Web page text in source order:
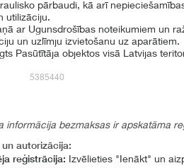
pārbaudi, kā arī
utilizāciju.
ar Ugunsdrošības noteikumiem un
un uzlīmju izvietošanu uz aparātiem.
Pasūtītāja objektos visā Latvijas
5385440
informācija bezmaksas ir apskatāma
autorizācija:
reģistrācija: Izvēlieties "Ienākt" un